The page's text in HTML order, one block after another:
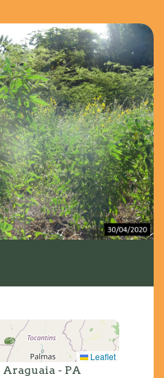
Leaflet
Araguaia - PA